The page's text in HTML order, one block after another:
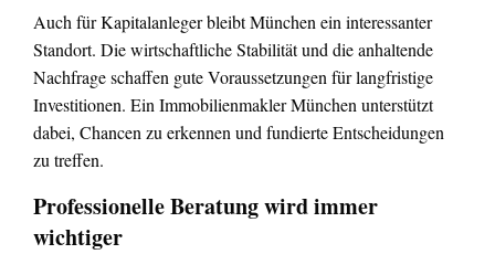
Auch für Kapitalanleger bleibt München ein interessanter
Standort. Die wirtschaftliche Stabilität und die anhaltende
Nachfrage schaffen gute Voraussetzungen für langfristige
Investitionen. Ein Immobilienmakler München unterstützt
dabei, Chancen zu erkennen und fundierte Entscheidungen
zu treffen.
Professionelle Beratung wird immer
wichtiger